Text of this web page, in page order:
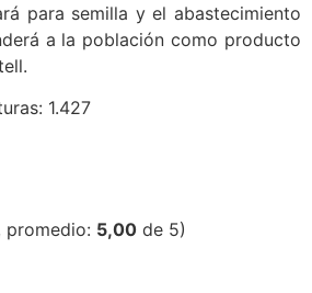
para semilla y el abastecimiento
a la población como producto
1.427
promedio: 5,00 de 5)